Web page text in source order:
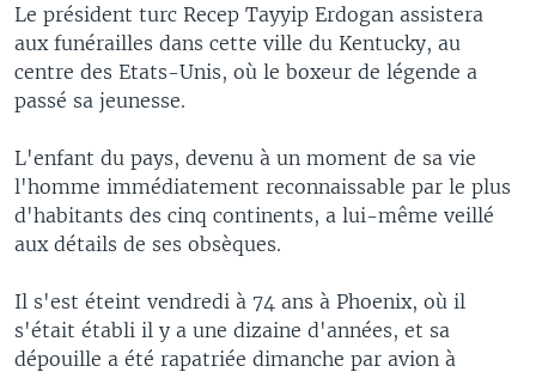
Le président turc Recep Tayyip Erdogan assistera
aux funérailles dans cette ville du Kentucky, au
centre des Etats-Unis, où le boxeur de légende a
passé sa jeunesse.
L'enfant du pays, devenu à un moment de sa vie
l'homme immédiatement reconnaissable par le plus
d'habitants des cinq continents, a lui-même veillé
aux détails de ses obsèques.
Il s'est éteint vendredi à 74 ans à Phoenix, où il
s'était établi il y a une dizaine d'années, et sa
dépouille a été rapatriée dimanche par avion à